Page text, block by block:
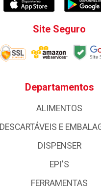
Site Seguro
Departamentos
ALIMENTOS
DESCARTÁVEIS E
DISPENSER
EPI'S
FERRAMENTAS